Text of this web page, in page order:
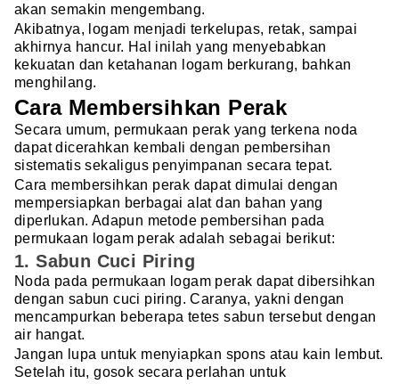
akan semakin mengembang.
Akibatnya, logam menjadi terkelupas, retak, sampai
akhirnya hancur. Hal inilah yang menyebabkan
kekuatan dan ketahanan logam berkurang, bahkan
menghilang.
Cara Membersihkan Perak
Secara umum, permukaan perak yang terkena noda
dapat dicerahkan kembali dengan pembersihan
sistematis sekaligus penyimpanan secara tepat.
Cara membersihkan perak dapat dimulai dengan
mempersiapkan berbagai alat dan bahan yang
diperlukan. Adapun metode pembersihan pada
permukaan logam perak adalah sebagai berikut:
1. Sabun Cuci Piring
Noda pada permukaan logam perak dapat dibersihkan
dengan sabun cuci piring. Caranya, yakni dengan
mencampurkan beberapa tetes sabun tersebut dengan
air hangat.
Jangan lupa untuk menyiapkan spons atau kain lembut.
Setelah itu, gosok secara perlahan untuk